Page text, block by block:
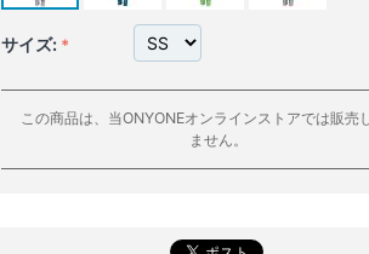
サイズ:
この商品は、当ONYONEオンラインストアでは販売
ません。